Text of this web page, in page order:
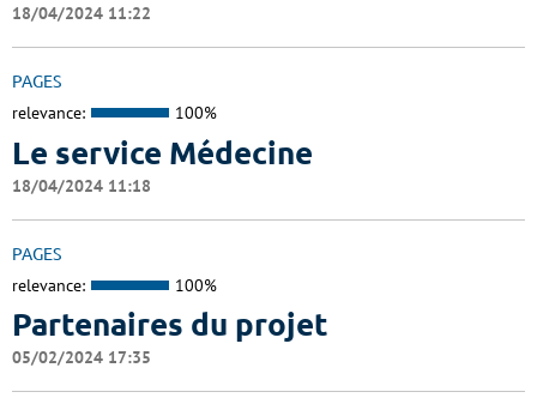
18/04/2024 11:22
PAGES
relevance: 100%
Le service Médecine
18/04/2024 11:18
PAGES
relevance: 100%
Partenaires du projet
05/02/2024 17:35